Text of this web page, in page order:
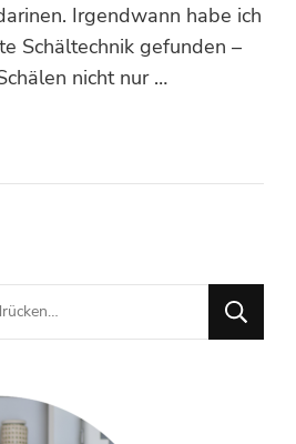
Irgendwann habe ich
Schältechnik gefunden –
nicht nur …